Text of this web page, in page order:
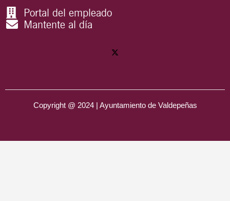
Portal del empleado
Mantente al día
Copyright @ 2024 | Ayuntamiento de Valdepeñas